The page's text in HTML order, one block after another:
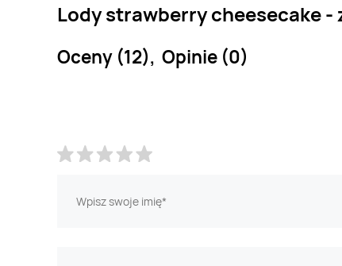
Lody strawberry cheesecake -
Oceny (12), Opinie (0)